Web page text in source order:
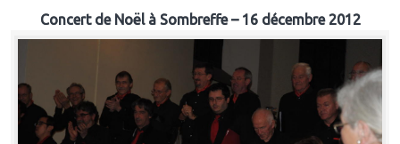
Concert de Noël à Sombreffe – 16 décembre 2012